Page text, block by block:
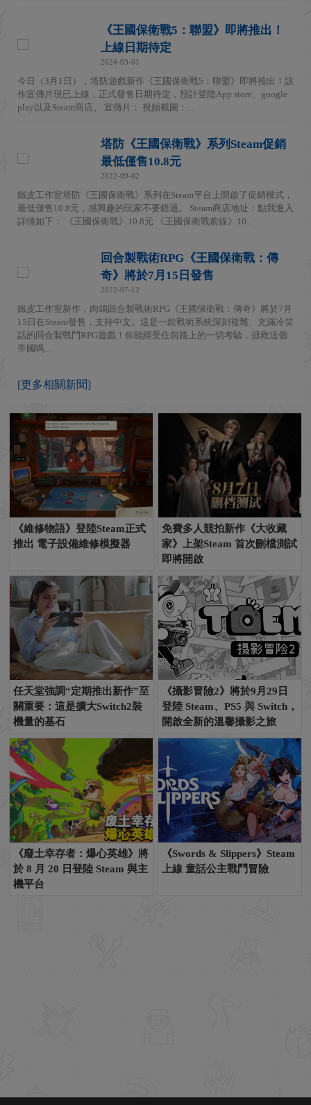
《王國保衛戰5：聯盟》即將推出！
上線日期待定
2024-03-01
今日（3月1日），塔防遊戲新作《王國保衛戰5：聯盟》即將推出！該
作宣傳片現已上線，正式發售日期待定，預計登陸App store、google
play以及Steam商店。 宣傳片： 視頻截圖：...
塔防《王國保衛戰》系列Steam促銷
最低僅售10.8元
2022-09-02
鐵皮工作室塔防《王國保衛戰》系列在Steam平台上開啟了促銷模式，
最低僅售10.8元，感興趣的玩家不要錯過。 Steam商店地址：點我進入
詳情如下： 《王國保衛戰》10.8元 《王國保衛戰前線》10...
回合製戰術RPG《王國保衛戰：傳
奇》將於7月15日發售
2022-07-12
鐵皮工作室新作，肉鴿回合製戰術RPG《王國保衛戰：傳奇》將於7月
15日在Steam發售，支持中文。這是一款戰術系統深刻複雜、充滿冷笑
話的回合製戰鬥RPG遊戲！你能經受住前路上的一切考驗，拯救這個
帝國嗎...
[更多相關新聞]
《維修物語》登陸Steam正式
推出 電子設備維修模擬器
免費多人競拍新作《大收藏
家》上架Steam 首次刪檔測試
即將開啟
任天堂強調“定期推出新作”至
關重要：這是擴大Switch2裝
機量的基石
《攝影冒險2》將於9月29日
登陸 Steam、PS5 與 Switch，
開啟全新的溫馨攝影之旅
《廢土幸存者：爆心英雄》將
於 8 月 20 日登陸 Steam 與主
機平台
《Swords & Slippers》Steam
上線 童話公主戰鬥冒險